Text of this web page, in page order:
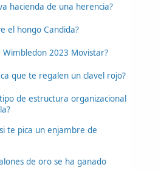
hacienda de una herencia?
el hongo Candida?
Wimbledon 2023 Movistar?
que te regalen un clavel rojo?
de estructura organizacional
te pica un enjambre de
de oro se ha ganado